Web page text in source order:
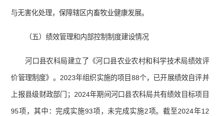
与无害化处理，保障辖区内畜牧业健康发展。
（五）绩效管理和内部控制制度建设情况
河口县农科局建立了《河口县农业农村和科学技术局绩效评
价管理制度》。2023年组织实施的项目88个，已开展绩效自评并
上报县级财政部门；2024年期间河口县农科局共有绩效目标项目
95项，其中：完成实施93项，未完成实施2项。截至2024年12